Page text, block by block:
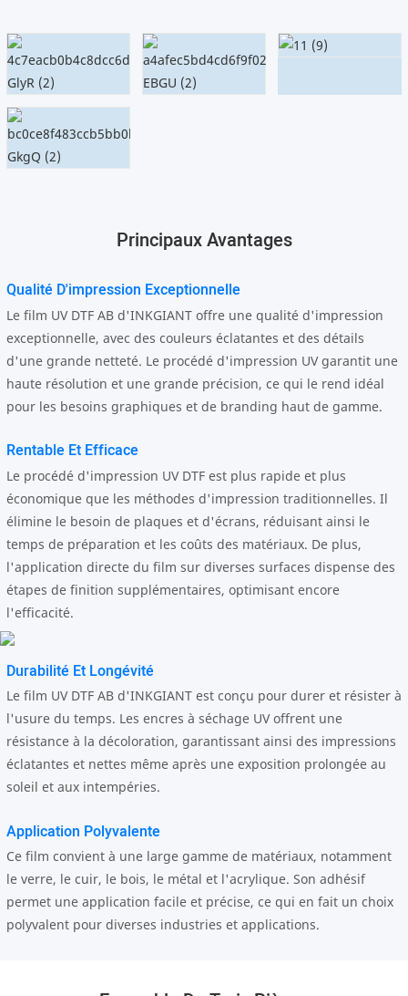
Principaux Avantages
Qualité D'impression Exceptionnelle
Le film UV DTF AB d'INKGIANT offre une qualité d'impression
exceptionnelle, avec des couleurs éclatantes et des détails
d'une grande netteté. Le procédé d'impression UV garantit une
haute résolution et une grande précision, ce qui le rend idéal
pour les besoins graphiques et de branding haut de gamme.
Rentable Et Efficace
Le procédé d'impression UV DTF est plus rapide et plus
économique que les méthodes d'impression traditionnelles. Il
élimine le besoin de plaques et d'écrans, réduisant ainsi le
temps de préparation et les coûts des matériaux. De plus,
l'application directe du film sur diverses surfaces dispense des
étapes de finition supplémentaires, optimisant encore
l'efficacité.
Durabilité Et Longévité
Le film UV DTF AB d'INKGIANT est conçu pour durer et résister à
l'usure du temps. Les encres à séchage UV offrent une
résistance à la décoloration, garantissant ainsi des impressions
éclatantes et nettes même après une exposition prolongée au
soleil et aux intempéries.
Application Polyvalente
Ce film convient à une large gamme de matériaux, notamment
le verre, le cuir, le bois, le métal et l'acrylique. Son adhésif
permet une application facile et précise, ce qui en fait un choix
polyvalent pour diverses industries et applications.